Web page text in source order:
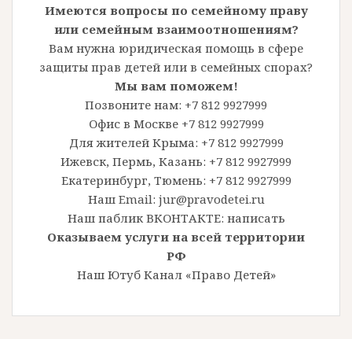
Имеются вопросы по семейному праву
или семейным взаимоотношениям?
Вам нужна юридическая помощь в сфере
защиты прав детей или в семейных спорах?
Мы вам поможем!
Позвоните нам: +7 812 9927999
Офис в Москве +7 812 9927999
Для жителей Крыма: +7 812 9927999
Ижевск, Пермь, Казань: +7 812 9927999
Екатеринбург, Тюмень: +7 812 9927999
Наш Email: jur@pravodetei.ru
Наш паблик ВКОНТАКТЕ: написать
Оказываем услуги на всей территории
РФ
Наш Ютуб Канал «Право Детей»